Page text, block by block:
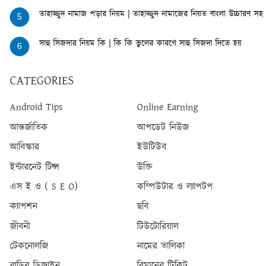
5 তাহাজ্জুদ নামাজ পড়ার নিয়ম | তাহাজ্জুদ নামাজের নিয়ত বাংলা উচ্চারণ সহ
6 সাহু সিজদার নিয়ম কি | কি কি ভুলের কারণে সাহু সিজদা দিতে হয়
CATEGORIES
Android Tips
Online Earning
আন্তর্জাতিক
আপডেট নিউজ
আবিস্কার
ইউটিউব
ইন্টারনেট টিপ্স
উক্তি
এস ই ও ( S E O)
কম্পিউটার ও ল্যাপটপ
ক্যাপশন
ছবি
জীবনী
টিউটোরিয়াল
টেকনোলজি
নামের তালিকা